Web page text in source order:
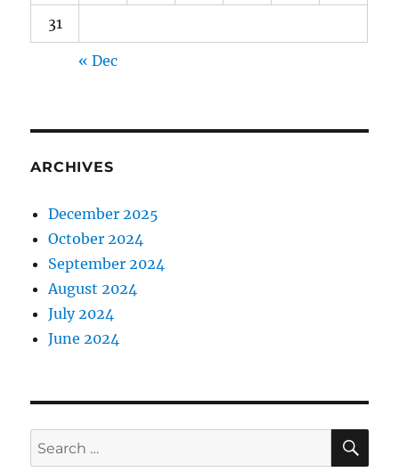
31
« Dec
ARCHIVES
December 2025
October 2024
September 2024
August 2024
July 2024
June 2024
Search
for: